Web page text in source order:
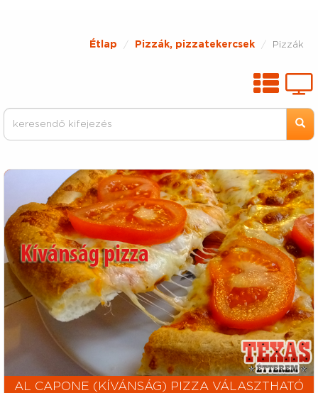
Étlap Pizzák, pizzatekercsek Pizzák
AL CAPONE (KÍVÁNSÁG) PIZZA VÁLASZTHATÓ